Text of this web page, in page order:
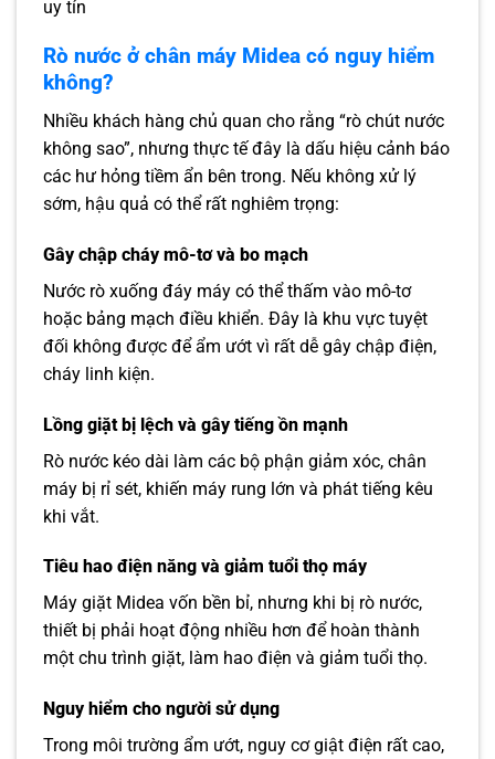
uy tín
Rò nước ở chân máy Midea có nguy hiểm
không?
Nhiều khách hàng chủ quan cho rằng “rò chút nước
không sao”, nhưng thực tế đây là dấu hiệu cảnh báo
các hư hỏng tiềm ẩn bên trong. Nếu không xử lý
sớm, hậu quả có thể rất nghiêm trọng:
Gây chập cháy mô-tơ và bo mạch
Nước rò xuống đáy máy có thể thấm vào mô-tơ
hoặc bảng mạch điều khiển. Đây là khu vực tuyệt
đối không được để ẩm ướt vì rất dễ gây chập điện,
cháy linh kiện.
Lồng giặt bị lệch và gây tiếng ồn mạnh
Rò nước kéo dài làm các bộ phận giảm xóc, chân
máy bị rỉ sét, khiến máy rung lớn và phát tiếng kêu
khi vắt.
Tiêu hao điện năng và giảm tuổi thọ máy
Máy giặt Midea vốn bền bỉ, nhưng khi bị rò nước,
thiết bị phải hoạt động nhiều hơn để hoàn thành
một chu trình giặt, làm hao điện và giảm tuổi thọ.
Nguy hiểm cho người sử dụng
Trong môi trường ẩm ướt, nguy cơ giật điện rất cao,